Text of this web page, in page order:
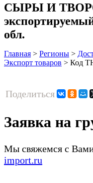
СЫРЫ И
обл.
Главная > Регионы >
Экспорт товаров > Код
Поделиться
Заявка на
Мы свяжемся с
import.ru